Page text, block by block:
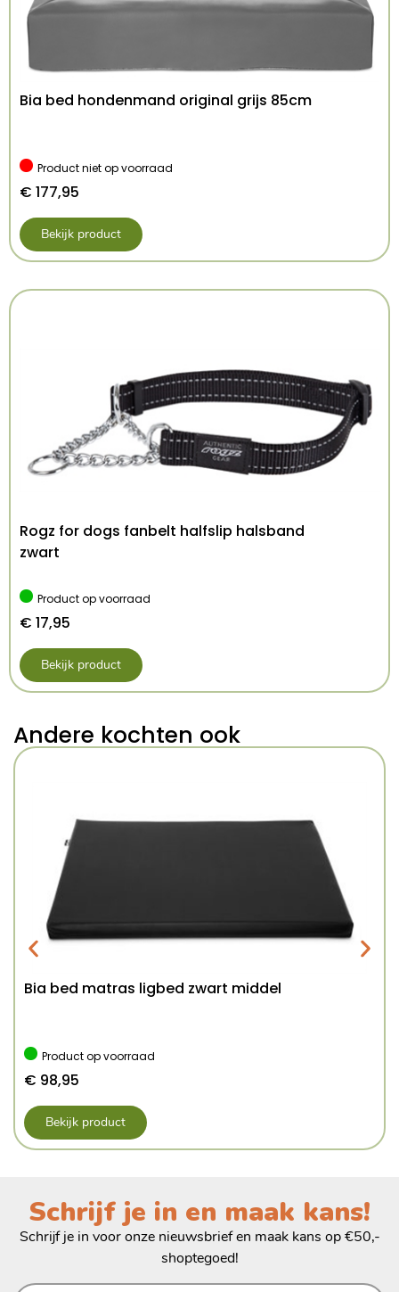
-doorzichtige flap.
-éénvoudig te installeren.
Kenmerken: 660
Kleur: Wit
Bia bed hondenmand original grijs 85cm
Product niet op voorraad
€ 177,95
Bekijk product
Rogz for dogs fanbelt halfslip halsband
zwart
Product op voorraad
€ 17,95
Bekijk product
Andere kochten ook
Bia bed matras ligbed zwart middel
Product op voorraad
€ 98,95
Bekijk product
Schrijf je in en maak kans!
Schrijf je in voor onze nieuwsbrief en maak kans op €50,-
shoptegoed!